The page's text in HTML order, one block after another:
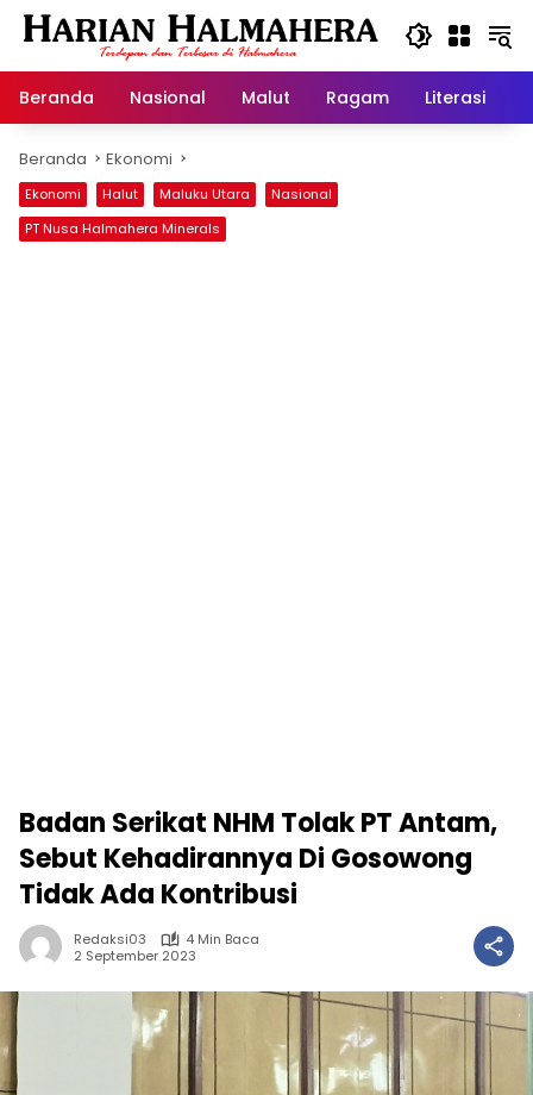
Langsung
Beranda
Nasional Malut Ragam Literasi
Beranda Ekonomi
Ekonomi Halut Maluku Utara
Nasional
PT Nusa Halmahera Minerals
Badan Serikat NHM Tolak PT Antam,
Sebut Kehadirannya Di Gosowong
Tidak Ada Kontribusi
Redaksi03
4 Min Baca
2 September 2023